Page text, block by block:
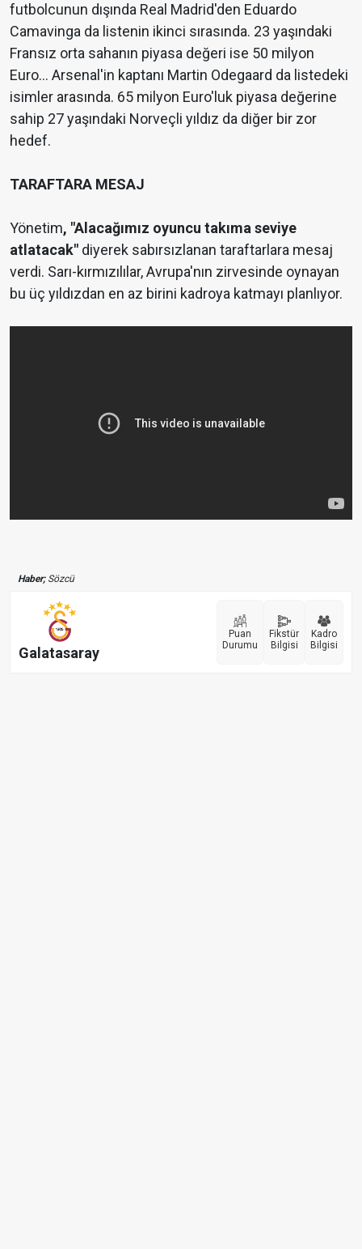
futbolcunun dışında Real Madrid'den Eduardo
Camavinga da listenin ikinci sırasında. 23 yaşındaki
Fransız orta sahanın piyasa değeri ise 50 milyon
Euro… Arsenal'in kaptanı Martin Odegaard da listedeki
isimler arasında. 65 milyon Euro'luk piyasa değerine
sahip 27 yaşındaki Norveçli yıldız da diğer bir zor
hedef.
TARAFTARA MESAJ
Yönetim, "Alacağımız oyuncu takıma seviye
atlatacak" diyerek sabırsızlanan taraftarlara mesaj
verdi. Sarı-kırmızılılar, Avrupa'nın zirvesinde oynayan
bu üç yıldızdan en az birini kadroya katmayı planlıyor.
Haber;Sözcü
Galatasaray
Puan
Durumu
Fikstür
Bilgisi
Kadro
Bilgisi